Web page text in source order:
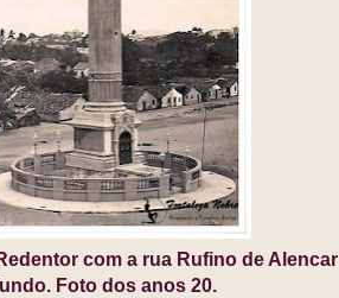
com a rua Rufino de Alencar
Foto dos anos 20.